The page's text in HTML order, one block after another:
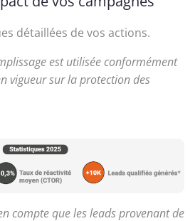
détaillées de vos actions.
est utilisée conformément
vigueur sur la protection des
compte que les leads provenant de